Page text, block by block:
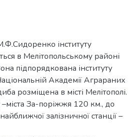
інституту
в Мелітопольському районі
підпорядкована інституту
Академії Аграраних
розміщена в місті Мелітополі.
За-поріжжя 120 км., до
залізничної станції –